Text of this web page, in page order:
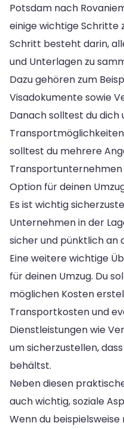
Potsdam nach
einige wichtige Schritte
Schritt besteht darin,
und Unterlagen zu
Dazu gehören zum
Visadokumente sowie
Danach solltest du dich
solltest du mehrere
Transportunternehmen
Option für deinen
Es ist wichtig
Unternehmen in der
sicher und pünktlich an
Eine weitere wichtige
für deinen Umzug. Du
möglichen Kosten
Transportkosten und
Dienstleistungen wie
um sicherzustellen,
behältst.
Neben diesen
auch wichtig, soziale
Wenn du